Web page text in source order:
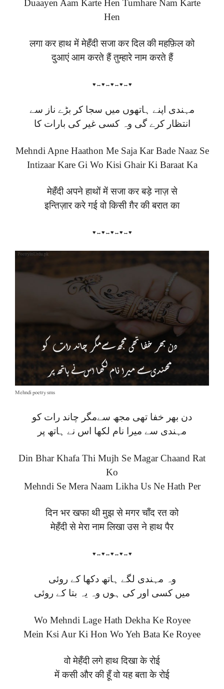
Duaayen Aam Karte Hen Tumhare Nam Karte
Hen
लगा कर हाथ में मेहँदी सजा कर दिल की महफ़िल को
दुआएं आम करते हैं तुम्हारे नाम करते हैं
♥↔♥↔♥↔♥↔♥
مہندی اپنے ہاتھوں میں سجا کر بڑے ناز سے
انتظار کرے گی وہ کسی غیر کی بارات کا
Mehndi Apne Haathon Me Saja Kar Bade Naaz Se
Intizaar Kare Gi Wo Kisi Ghair Ki Baraat Ka
मेहँदी अपने हाथों में सजा कर बड़े नाज़ से
इन्तिज़ार करे गई वो किसी ग़ैर की बरात का
♥↔♥↔♥↔♥↔♥
Mehndi poetry sms
دن بھر خفا تھی مجھ سےمگر چاند رات کو
مہندی سے میرا نام لکھا اس نے ہاتھ پر
Din Bhar Khafa Thi Mujh Se Magar Chaand Rat
Ko
Mehndi Se Mera Naam Likha Us Ne Hath Per
दिन भर खफा थी मुझ से मगर चाँद रत को
मेहँदी से मेरा नाम लिखा उस ने हाथ पैर
♥↔♥↔♥↔♥↔♥
وہ مہندی لگے ہاتھ دکھا کے روئی
میں کسی اور کی ہوں وہ یہ بتا کے روئی
Wo Mehndi Lage Hath Dekha Ke Royee
Mein Ksi Aur Ki Hon Wo Yeh Bata Ke Royee
वो मेहँदी लगे हाथ दिखा के रोई
में कसी और की हूँ वो यह बता के रोई